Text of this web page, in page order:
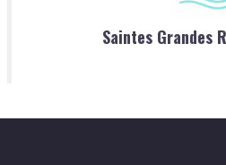
Saintes Grandes